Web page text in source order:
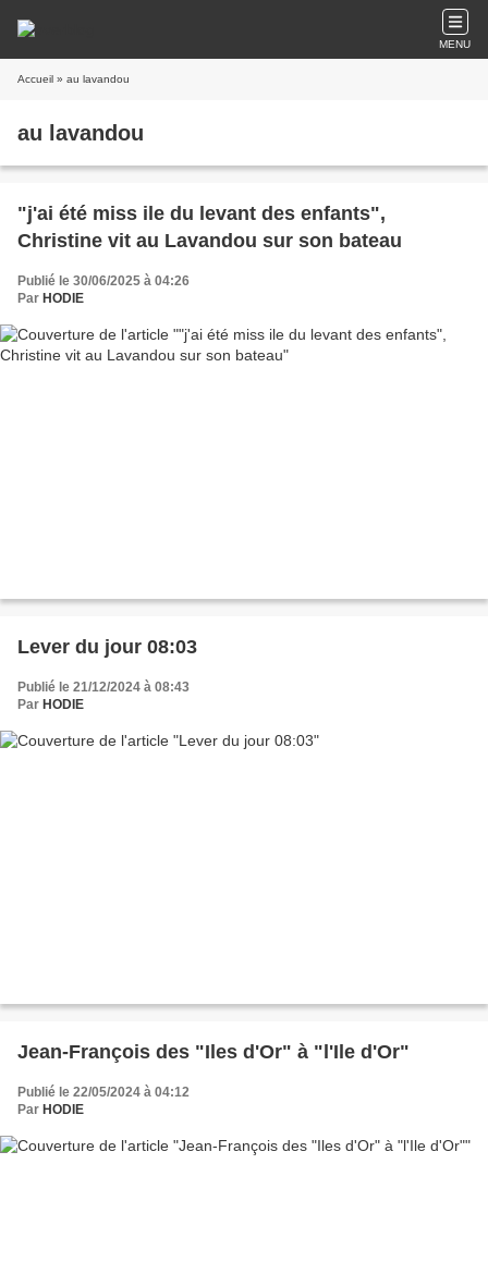
MENU
Accueil » au lavandou
au lavandou
"j'ai été miss ile du levant des enfants",
Christine vit au Lavandou sur son bateau
Publié le 30/06/2025 à 04:26
Par HODIE
Lever du jour 08:03
Publié le 21/12/2024 à 08:43
Par HODIE
Jean-François des "Iles d'Or" à "l'Ile d'Or"
Publié le 22/05/2024 à 04:12
Par HODIE